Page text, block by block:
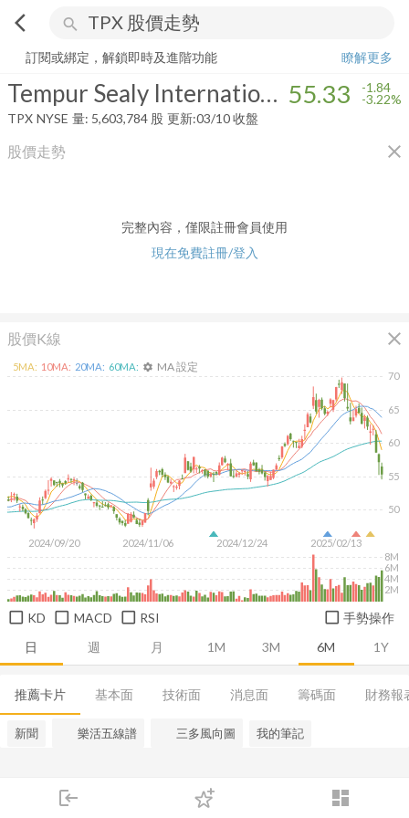
arrow_back_ios search
login dashboard
下單
Tempur Sealy International, Inc. 55.33
訂閱或綁定，解鎖即時及進階功能
瞭解更多
Tempur Sealy International, Inc. 55.33 -1.84
-3.22%
TPX NYSE 量: 5,603,784 股 更新:03/10 收盤
股價走勢 close
完整內容，僅限註冊會員使用
現在免費註冊/登入
股價K線 close
日 週 月 1M 3M 6M 1Y
2024/09/20 2024/11/06 2024/12/24 2025/02/13
50
55
60
65
70
2M
4M
6M
8M
5MA: 10MA: 20MA: 60MA: settings MA 設定
KD MACD RSI 手勢操作
推薦卡片 基本面 技術面 消息面 籌碼面 財務報
新聞 樂活五線譜 三多風向圖 我的筆記